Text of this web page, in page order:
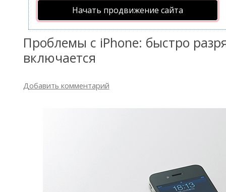
Начать продвижение сайта
Проблемы с iPhone: быстро
включается
Добавить комментарий